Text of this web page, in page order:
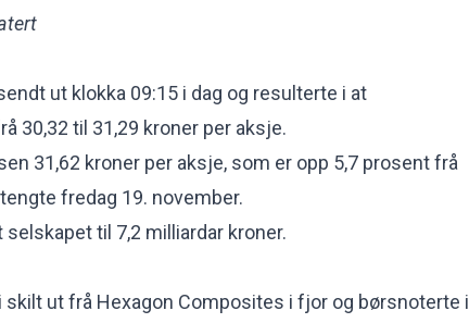
ut klokka 09:15 i dag og resulterte i at
30,32 til 31,29 kroner per aksje.
31,62 kroner per aksje, som er opp 5,7 prosent frå
fredag 19. november.
til 7,2 milliardar kroner.
skilt ut frå Hexagon Composites i fjor og børsnoterte i